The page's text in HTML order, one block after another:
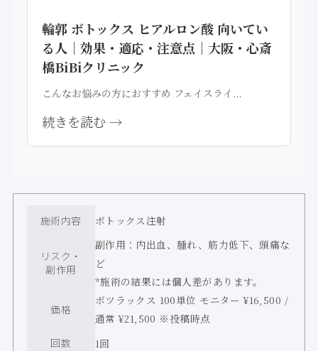
輪郭 ボトックス ヒアルロン酸 向いてい
る人｜効果・適応・注意点｜大阪・心斎
橋BiBiクリニック
こんなお悩みの方におすすめ フェイスライ...
続きを読む →
施術内容 ボトックス注射
リスク・
副作用
副作用：内出血、腫れ、筋力低下、頭痛な
ど
*施術の結果には個人差があります。
価格
ボツラックス 100単位 モニター ¥16,500 /
通常 ¥21,500 ※投稿時点
回数
1回